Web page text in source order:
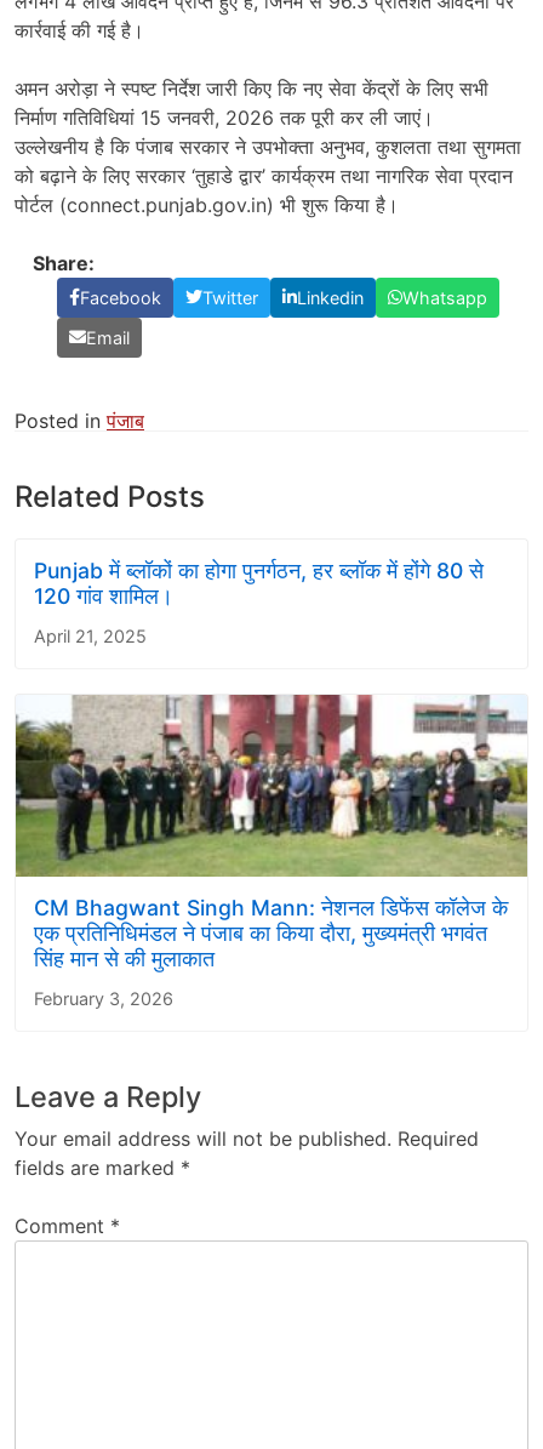
कार्रवाई की गई है।
अमन अरोड़ा ने स्पष्ट निर्देश जारी किए कि नए सेवा केंद्रों के लिए सभी
निर्माण गतिविधियां 15 जनवरी, 2026 तक पूरी कर ली जाएं।
उल्लेखनीय है कि पंजाब सरकार ने उपभोक्ता अनुभव, कुशलता तथा सुगमता
को बढ़ाने के लिए सरकार ‘तुहाडे द्वार’ कार्यक्रम तथा नागरिक सेवा प्रदान
पोर्टल (connect.punjab.gov.in) भी शुरू किया है।
Share:
Facebook Twitter Linkedin
Whatsapp
Email
Posted inपंजाब
Related Posts
Punjab में ब्लॉकों का होगा पुनर्गठन, हर ब्लॉक में होंगे 80 से
120 गांव शामिल।
April 21, 2025
CM Bhagwant Singh Mann: नेशनल डिफेंस कॉलेज के
एक प्रतिनिधिमंडल ने पंजाब का किया दौरा, मुख्यमंत्री भगवंत
सिंह मान से की मुलाकात
February 3, 2026
Leave a Reply
Your email address will not be published. Required
fields are marked *
Comment *